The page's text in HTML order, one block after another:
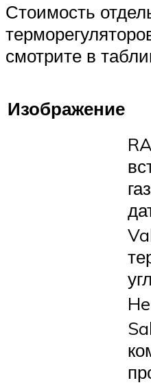
Стоимость
смотрите в
Изображение